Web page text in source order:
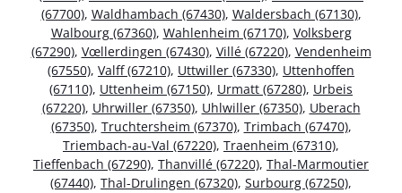
(67700), Waldhambach (67430), Waldersbach (67130),
Walbourg (67360), Wahlenheim (67170), Volksberg
(67290), Vœllerdingen (67430), Villé (67220), Vendenheim
(67550), Valff (67210), Uttwiller (67330), Uttenhoffen
(67110), Uttenheim (67150), Urmatt (67280), Urbeis
(67220), Uhrwiller (67350), Uhlwiller (67350), Uberach
(67350), Truchtersheim (67370), Trimbach (67470),
Triembach-au-Val (67220), Traenheim (67310),
Tieffenbach (67290), Thanvillé (67220), Thal-Marmoutier
(67440), Thal-Drulingen (67320), Surbourg (67250),